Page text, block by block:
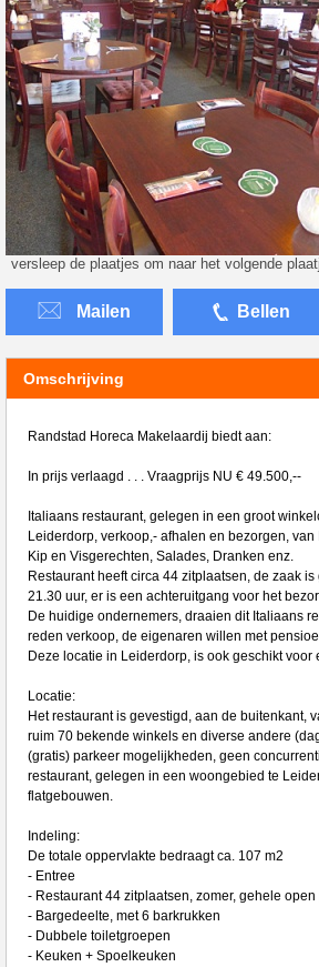
versleep de plaatjes om naar het volgende
Mailen Bellen
Omschrijving
Randstad Horeca Makelaardij biedt aan:
In prijs verlaagd . . . Vraagprijs NU € 49.500,--
Italiaans restaurant, gelegen in een groot
Leiderdorp, verkoop,- afhalen en bezorgen,
Kip en Visgerechten, Salades, Dranken enz.
Restaurant heeft circa 44 zitplaatsen, de zaak
21.30 uur, er is een achteruitgang voor het
De huidige ondernemers, draaien dit Italiaans
reden verkoop, de eigenaren willen met
Deze locatie in Leiderdorp, is ook geschikt voor
Locatie:
Het restaurant is gevestigd, aan de buitenkant,
ruim 70 bekende winkels en diverse andere
(gratis) parkeer mogelijkheden, geen
restaurant, gelegen in een woongebied te
flatgebouwen.
Indeling:
De totale oppervlakte bedraagt ca. 107 m2
- Entree
- Restaurant 44 zitplaatsen, zomer, gehele
- Bargedeelte, met 6 barkrukken
- Dubbele toiletgroepen
- Keuken + Spoelkeuken